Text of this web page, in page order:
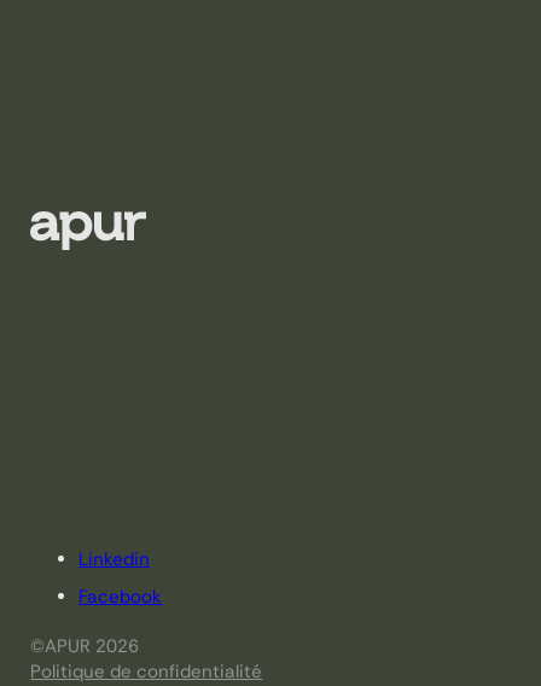
Linkedin
Facebook
©APUR 2026
Politique de confidentialité